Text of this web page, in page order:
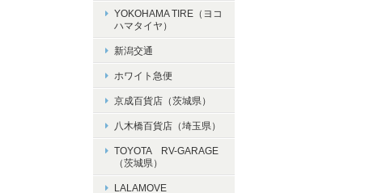
YOKOHAMA TIRE（ヨコ
ハマタイヤ）
新潟交通
ホワイト急便
京成百貨店（茨城県）
八木橋百貨店（埼玉県）
TOYOTA RV-GARAGE
（茨城県）
LALAMOVE